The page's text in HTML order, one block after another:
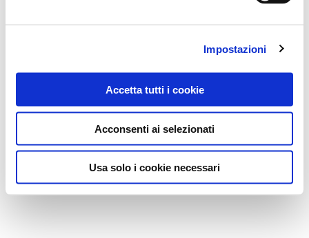
Impostazioni
Accetta tutti i cookie
Acconsenti ai selezionati
Usa solo i cookie necessari